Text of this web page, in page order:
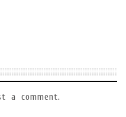
a comment.